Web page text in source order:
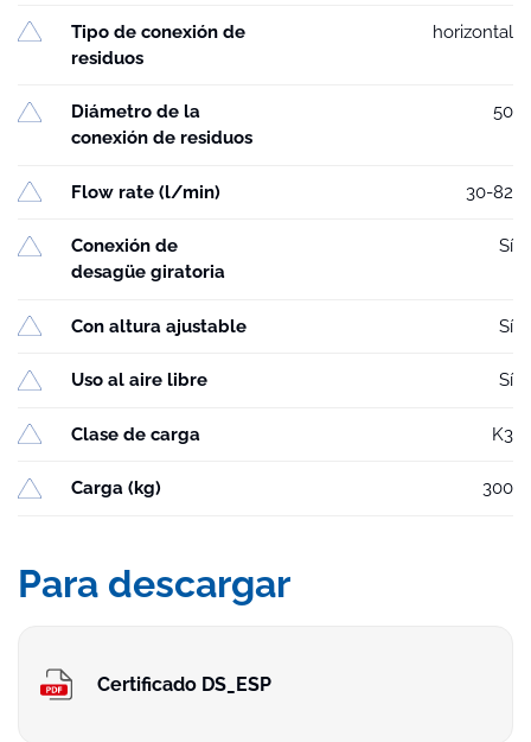
Tipo de conexión de
residuos
horizontal
Diámetro de la
conexión de residuos
50
Flow rate (l/min) 30-82
Conexión de
desagüe giratoria
Sí
Con altura ajustable Sí
Uso al aire libre Sí
Clase de carga K3
Carga (kg) 300
Para descargar
Certificado DS_ESP